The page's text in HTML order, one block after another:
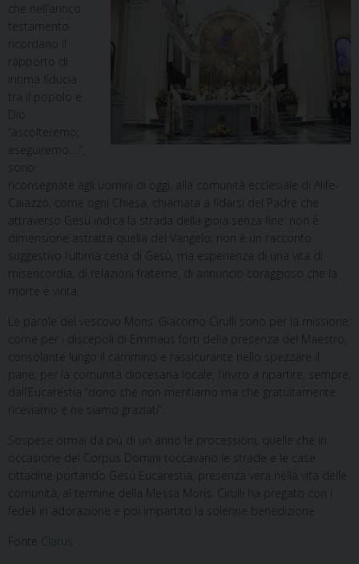
che nell’antico
testamento
ricordano il
rapporto di
intima fiducia
tra il popolo e
Dio
“ascolteremo;
eseguiremo….”,
sono
riconsegnate agli uomini di oggi, alla comunità ecclesiale di Alife-
Caiazzo, come ogni Chiesa, chiamata a fidarsi del Padre che
attraverso Gesù indica la strada della gioia senza fine: non è
dimensione astratta quella del Vangelo; non è un racconto
suggestivo l’ultima cena di Gesù, ma esperienza di una vita di
misericordia, di relazioni fraterne, di annuncio coraggioso che la
morte è vinta.
Le parole del vescovo Mons. Giacomo Cirulli sono per la missione:
come per i discepoli di Emmaus forti della presenza del Maestro,
consolante lungo il cammino e rassicurante nello spezzare il
pane, per la comunità diocesana locale, l’invito a ripartire, sempre,
dall’Eucarestia “dono che non meritiamo ma che gratuitamente
riceviamo e ne siamo graziati”.
Sospese ormai da più di un anno le processioni, quelle che in
occasione del Corpus Domini toccavano le strade e le case
cittadine portando Gesù Eucarestia, presenza vera nella vita delle
comunità, al termine della Messa Mons. Cirulli ha pregato con i
fedeli in adorazione e poi impartito la solenne benedizione.
Fonte Clarus